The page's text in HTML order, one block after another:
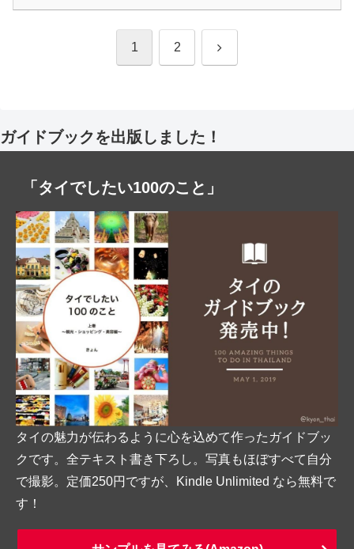
1 2 次
ガイドブックを出版しました！
「タイでしたい100のこと」
タイの魅力が伝わるように心を込めて作ったガイドブッ
クです。全テキスト書き下ろし。写真もほぼすべて自分
で撮影。定価250円ですが、Kindle Unlimited なら無料で
す！